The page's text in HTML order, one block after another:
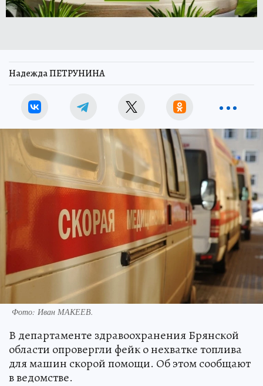
Надежда ПЕТРУНИНА
Фото: Иван МАКЕЕВ.
В департаменте здравоохранения Брянской
области опровергли фейк о нехватке топлива
для машин скорой помощи. Об этом сообщают
в ведомстве.